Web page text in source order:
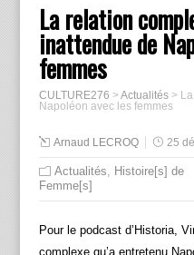
La relation
inattendue de
femmes
CULTURE276 >Actualités>
Napoléon avec les femmes
Arnaud LECROQ 25
Actualités, Histoire[s] de
Femme[s]
Pour le podcast d’Historia,
complexe qu’a entretenu